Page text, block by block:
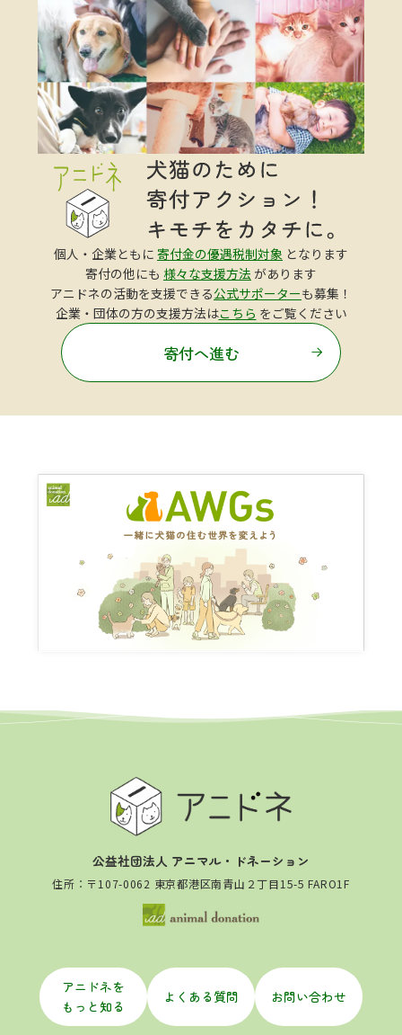
個人・企業ともに 寄付金の優遇税制対象 となります
寄付の他にも 様々な支援方法 があります
アニドネの活動を支援できる公式サポーターも募集！
企業・団体の方の支援方法はこちら をご覧ください
寄付へ進む
公益社団法人 アニマル・ドネーション
住所：〒107-0062 東京都港区南青山２丁目15-5 FARO1F
アニドネを
もっと知る
よくある質問 お問い合わせ